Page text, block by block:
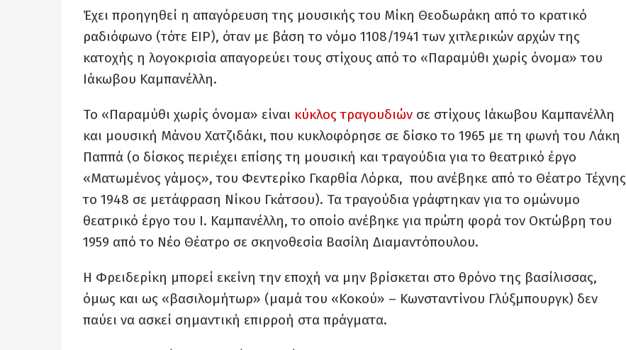
Έχει προηγηθεί η απαγόρευση της μουσικής του Μίκη Θεοδωράκη από το κρατικό
ραδιόφωνο (τότε ΕΙΡ), όταν με βάση το νόμο 1108/1941 των χιτλερικών αρχών της
κατοχής η λογοκρισία απαγορεύει τους στίχους από το «Παραμύθι χωρίς όνομα» του
Ιάκωβου Καμπανέλλη.
Το «Παραμύθι χωρίς όνομα» είναι κύκλος τραγουδιών σε στίχους Ιάκωβου Καμπανέλλη
και μουσική Μάνου Χατζιδάκι, που κυκλοφόρησε σε δίσκο το 1965 με τη φωνή του Λάκη
Παππά (ο δίσκος περιέχει επίσης τη μουσική και τραγούδια για το θεατρικό έργο
«Ματωμένος γάμος», του Φεντερίκο Γκαρθία Λόρκα, που ανέβηκε από το Θέατρο Τέχνης
το 1948 σε μετάφραση Νίκου Γκάτσου). Τα τραγούδια γράφτηκαν για το ομώνυμο
θεατρικό έργο του Ι. Καμπανέλλη, το οποίο ανέβηκε για πρώτη φορά τον Οκτώβρη του
1959 από το Νέο Θέατρο σε σκηνοθεσία Βασίλη Διαμαντόπουλου.
Η Φρειδερίκη μπορεί εκείνη την εποχή να μην βρίσκεται στο θρόνο της βασίλισσας,
όμως και ως «βασιλομήτωρ» (μαμά του «Κοκού» – Κωνσταντίνου Γλύξμπουργκ) δεν
παύει να ασκεί σημαντική επιρροή στα πράγματα.